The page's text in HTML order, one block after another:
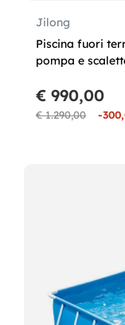
Jilong
Piscina fuori
pompa e
€ 1.290,00 -
€ 990,00